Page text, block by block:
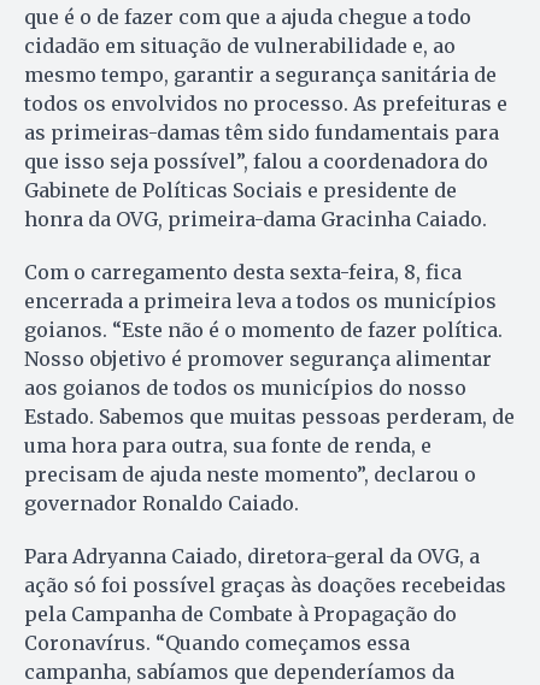
que é o de fazer com que a ajuda chegue a todo
cidadão em situação de vulnerabilidade e, ao
mesmo tempo, garantir a segurança sanitária de
todos os envolvidos no processo. As prefeituras e
as primeiras-damas têm sido fundamentais para
que isso seja possível”, falou a coordenadora do
Gabinete de Políticas Sociais e presidente de
honra da OVG, primeira-dama Gracinha Caiado.
Com o carregamento desta sexta-feira, 8, fica
encerrada a primeira leva a todos os municípios
goianos. “Este não é o momento de fazer política.
Nosso objetivo é promover segurança alimentar
aos goianos de todos os municípios do nosso
Estado. Sabemos que muitas pessoas perderam, de
uma hora para outra, sua fonte de renda, e
precisam de ajuda neste momento”, declarou o
governador Ronaldo Caiado.
Para Adryanna Caiado, diretora-geral da OVG, a
ação só foi possível graças às doações recebeidas
pela Campanha de Combate à Propagação do
Coronavírus. “Quando começamos essa
campanha, sabíamos que dependeríamos da